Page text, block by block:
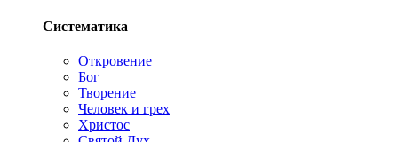
Систематика
Откровение
Бог
Творение
Человек и грех
Христос